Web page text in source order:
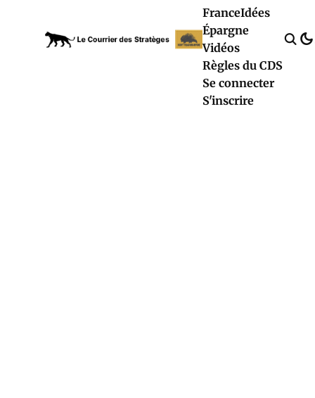
FranceIdées
Épargne
Vidéos
Règles du CDS
Se connecter
S'inscrire